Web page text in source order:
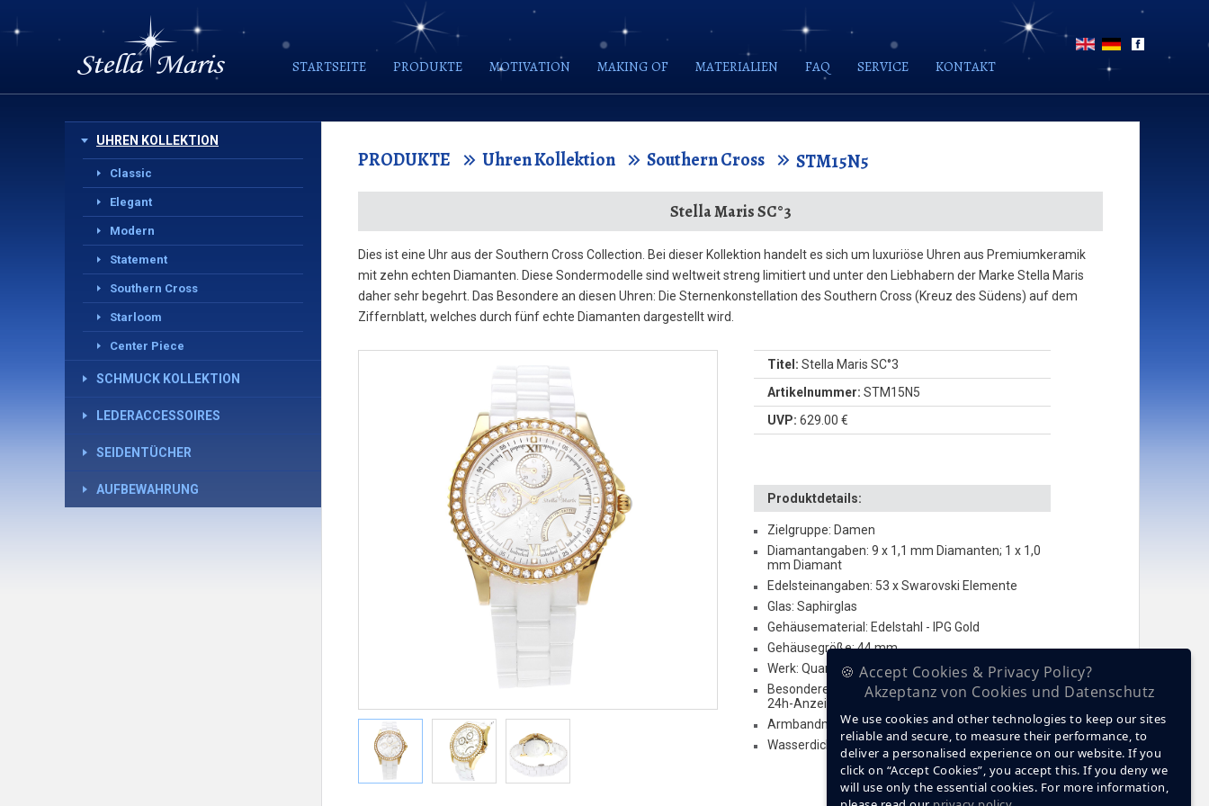
STARTSEITE PRODUKTE MOTIVATION MAKING OF MATERIALIEN FAQ SERVICE KONTAKT
UHREN KOLLEKTION
Classic
Elegant
Modern
Statement
Southern Cross
Starloom
Center Piece
SCHMUCK KOLLEKTION
LEDERACCESSOIRES
SEIDENTÜCHER
AUFBEWAHRUNG
PRODUKTE Uhren Kollektion Southern Cross STM15N5
Stella Maris SC°3
Dies ist eine Uhr aus der Southern Cross Collection. Bei dieser Kollektion handelt es sich um luxuriöse Uhren aus Premiumkeramik
mit zehn echten Diamanten. Diese Sondermodelle sind weltweit streng limitiert und unter den Liebhabern der Marke Stella Maris
daher sehr begehrt. Das Besondere an diesen Uhren: Die Sternenkonstellation des Southern Cross (Kreuz des Südens) auf dem
Ziffernblatt, welches durch fünf echte Diamanten dargestellt wird.
Titel: Stella Maris SC°3
Artikelnummer: STM15N5
UVP: 629.00 €
Produktdetails:
Zielgruppe: Damen
Diamantangaben: 9 x 1,1 mm Diamanten; 1 x 1,0
mm Diamant
Edelsteinangaben: 53 x Swarovski Elemente
Glas: Saphirglas
Gehäusematerial: Edelstahl - IPG Gold
Gehäusegröße: 44 mm
Werk: Quarz
Besondere Funktionen: Kalender; Tag-Datum;
24h-Anzeige
Armbandmaterial: Premium Keramik
Wasserdichte ATM: 5
🍪 Accept Cookies & Privacy Policy?
Akzeptanz von Cookies und Datenschutz
We use cookies and other technologies to keep our sites
reliable and secure, to measure their performance, to
deliver a personalised experience on our website. If you
click on “Accept Cookies”, you accept this. If you deny we
will use only the essential cookies. For more information,